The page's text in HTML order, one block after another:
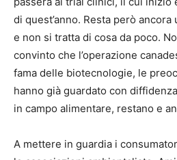
di quest’anno. Resta però
e non si tratta di cosa da poco.
convinto che l’operazione
fama delle biotecnologie, le
hanno già guardato con
in campo alimentare, restano e
A mettere in guardia i